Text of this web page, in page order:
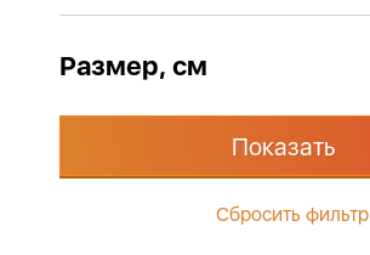
Размер, см
Показать
Сбросить фильтр